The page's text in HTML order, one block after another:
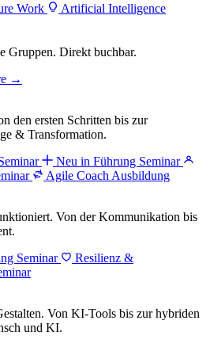
Work Artificial Intelligence
Gruppen. Direkt buchbar.
→
den ersten Schritten bis zur
& Transformation.
Neu in Führung Seminar
Agile Coach Ausbildung
Von der Kommunikation bis
Seminar
Resilienz &
Von KI-Tools bis zur hybriden
und KI.